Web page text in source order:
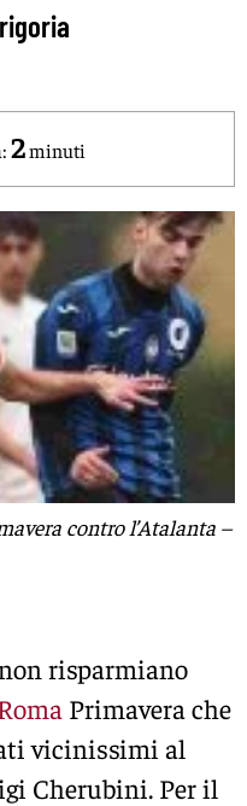
2minuti
contro l’Atalanta –
risparmiano
Primavera che
vicinissimi al
Cherubini. Per il